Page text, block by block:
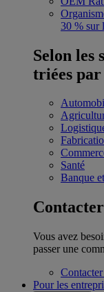
30 % sur
Selon les
triées par
Santé
Banque
Vous avez
passer une
Pour les